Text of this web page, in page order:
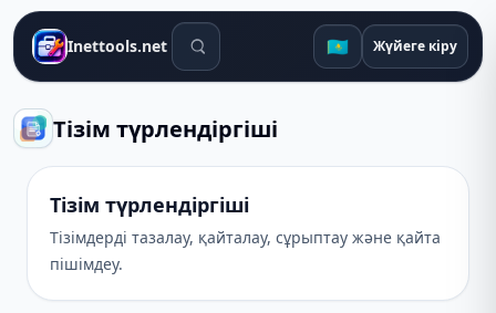
Inettools.net Іздеу құралдары 🇰🇿 Жүйеге кіру
Тізім түрлендіргіші
Тізім түрлендіргіші
Тізімдерді тазалау, қайталау, сұрыптау және қайта
пішімдеу.